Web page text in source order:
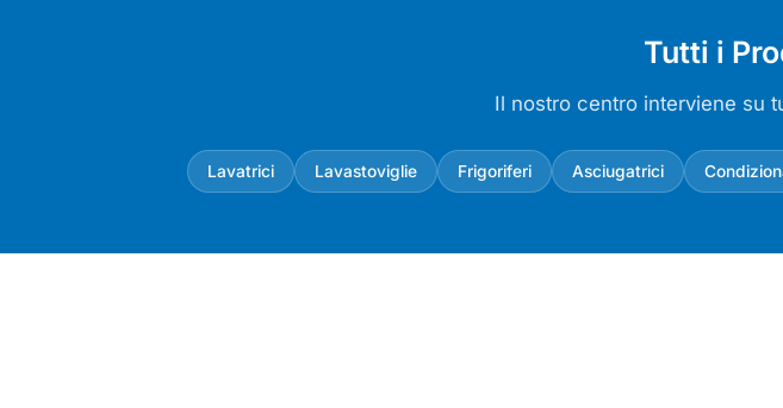
Tutti i
Il nostro centro interviene su
Lavatrici Lavastoviglie Frigoriferi Asciugatrici